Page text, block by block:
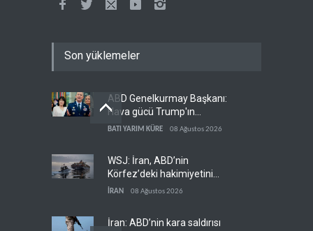
Son yüklemeler
ABD Genelkurmay Başkanı:
Hava gücü Trump'ın
hedeflerine yetmez
BATI YARIM KÜRE 08 Ağustos 2026
WSJ: İran, ABD’nin
Körfez’deki hakimiyetini
sona erdiriyor
İRAN 08 Ağustos 2026
İran: ABD’nin kara saldırısı